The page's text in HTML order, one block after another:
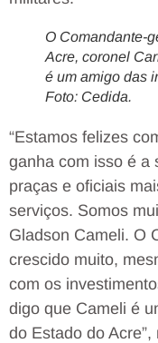
O Comandante-
Acre, coronel
é um amigo das
Foto: Cedida.
“Estamos felizes
ganha com isso é a
praças e oficiais
serviços. Somos
Gladson Cameli. O
crescido muito,
com os
digo que Cameli é
do Estado do